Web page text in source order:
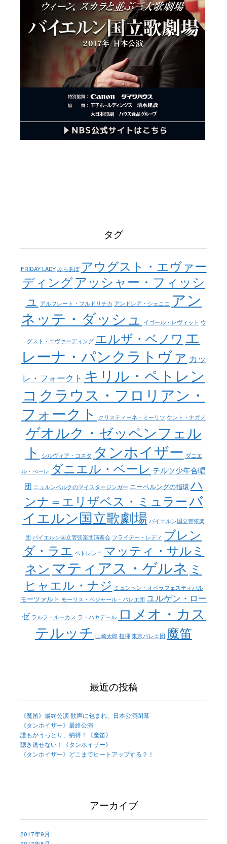
タグ
FRIDAY LADY ぶらあぼ アウグスト・エヴァー
ディングアッシャー・フィッシ
ュ アルフレート・フルドリチカ アンドレア・シェニエ アン
ネッテ・ダッシュ イゴール・レヴィット ウ
グスト・エヴァーディング エルザ・ベノワ エ
レーナ・パンクラトヴァ カッ
レ・フォークト キリル・ペトレン
コ クラウス・フロリアン・
フォークト
クリスティーネ・ミーリツ ケント・ナガノ
ゲオルク・ゼッペンフェル
ト
シルヴィア・コスタ タンホイザー ダニエ
ル・べーレ ダニエル・ベーレ テルツ少年合唱
団 ニュルンベルクのマイスタージンガー ニーベルングの指環ハ
ンナ＝エリザベス・ミュラーバ
イエルン国立歌劇場 バイエルン国立管弦楽
団 バイエルン国立管弦楽団演奏会 フライデー・レディ ブレン
ダ・ラエ ペトレンコ マッティ・サルミ
ネン マティアス・ゲルネ ミ
ヒャエル・ナジ ミュンヘン・オペラフェスティバル
モーツァルト モーリス・ベジャール・バレエ団 ユルゲン・ロー
ゼ ラルフ・ルーカス ラ・バヤデール ロメオ・カス
テルッチ 山崎太郎 指揮 東京バレエ団 魔笛
最近の投稿
《魔笛》最終公演 歓声に包まれ、日本公演閉幕
《タンホイザー》最終公演
誰もがうっとり、納得！《魔笛》
聴き逃せない！《タンホイザー》
《タンホイザー》どこまでヒートアップする？！
アーカイブ
2017年9月